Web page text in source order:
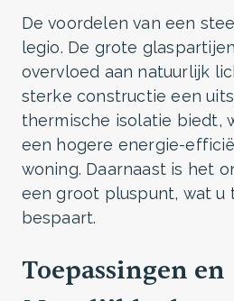
De voordelen van een
legio. De grote
overvloed aan natuurlijk
sterke constructie een
thermische isolatie biedt,
een hogere energie-
woning. Daarnaast is het
een groot pluspunt, wat u
bespaart.
Toepassingen en